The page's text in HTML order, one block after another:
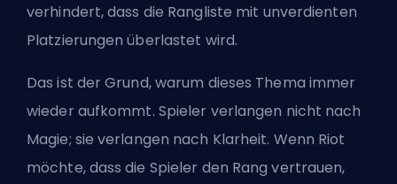
verhindert, dass die Rangliste mit unverdienten
Platzierungen überlastet wird.
Das ist der Grund, warum dieses Thema immer
wieder aufkommt. Spieler verlangen nicht nach
Magie; sie verlangen nach Klarheit. Wenn Riot
möchte, dass die Spieler den Rang vertrauen,